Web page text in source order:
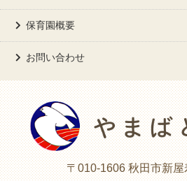
保育園概要
お問い合わせ
〒010-1606 秋田市新